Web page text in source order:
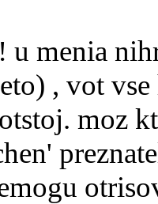
u menia
, vot
moz